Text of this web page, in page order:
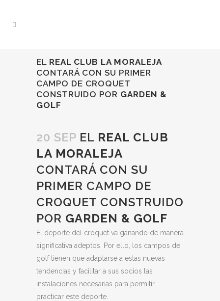
EL REAL CLUB LA MORALEJA
CONTARÁ CON SU PRIMER
CAMPO DE CROQUET
CONSTRUIDO POR GARDEN &
GOLF
20 SEP EL REAL CLUB
LA MORALEJA
CONTARÁ CON SU
PRIMER CAMPO DE
CROQUET CONSTRUIDO
POR GARDEN & GOLF
El deporte del croquet va ganando de manera
significativa adeptos. Por ello, los campos de
golf tienen que adaptarse a estas nuevas
tendencias y facilitar a sus socios las
instalaciones necesarias para permitir
practicar este deporte.